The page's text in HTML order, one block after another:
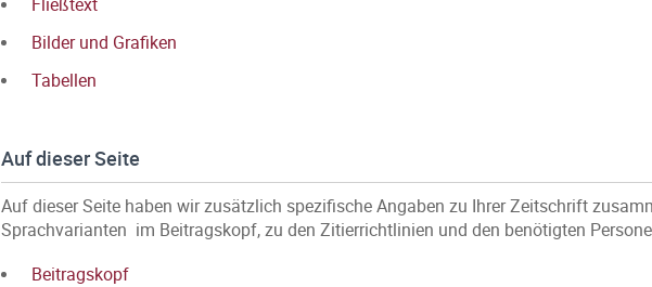
Bilder und Grafiken
Tabellen
Auf dieser Seite
Auf dieser Seite haben wir zusätzlich spezifische Angaben zu Ihrer Zeitschrift
Sprachvarianten im Beitragskopf, zu den Zitierrichtlinien und den benötigten
Beitragskopf